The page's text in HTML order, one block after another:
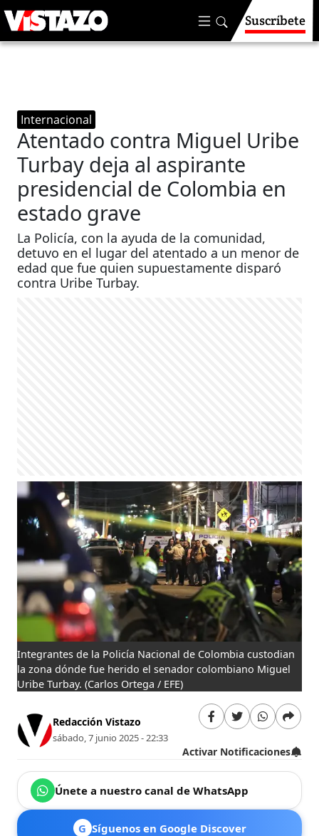
Suscríbete
Internacional
Atentado contra Miguel Uribe
Turbay deja al aspirante
presidencial de Colombia en
estado grave
La Policía, con la ayuda de la comunidad,
detuvo en el lugar del atentado a un menor de
edad que fue quien supuestamente disparó
contra Uribe Turbay.
Integrantes de la Policía Nacional de Colombia custodian
la zona dónde fue herido el senador colombiano Miguel
Uribe Turbay. (Carlos Ortega / EFE)
Redacción Vistazo
sábado, 7 junio 2025 - 22:33
Activar Notificaciones
Únete a nuestro canal de WhatsApp
G Síguenos en Google Discover